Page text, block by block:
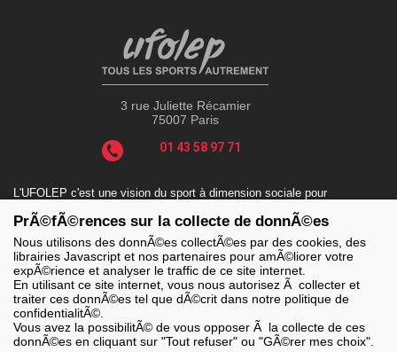
3 rue Juliette Récamier
75007 Paris
01 43 58 97 71
L'UFOLEP c'est une vision du sport à dimension sociale pour
handicap, le sport-durable avec des valeurs incontournables : la
solidarité, le fair-play, la laïcité et la citoyenneté.
LES SITES DE L'UFOLEP
> Grand public
> Extranet
PrÃ©fÃ©rences sur la collecte de donnÃ©es
Nous utilisons des donnÃ©es collectÃ©es par des cookies, des
librairies Javascript et nos partenaires pour amÃ©liorer votre
expÃ©rience et analyser le traffic de ce site internet.
En utilisant ce site internet, vous nous autorisez Ã collecter et
traiter ces donnÃ©es tel que dÃ©crit dans notre politique de
confidentialitÃ©.
Vous avez la possibilitÃ© de vous opposer Ã la collecte de ces
donnÃ©es en cliquant sur "Tout refuser" ou "GÃ©rer mes choix".